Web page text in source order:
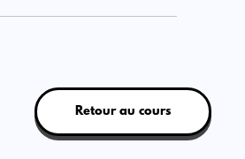
Retour au cours